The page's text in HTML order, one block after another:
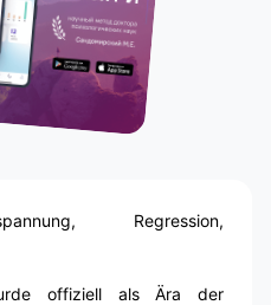
Regression,
offiziell als Ära der